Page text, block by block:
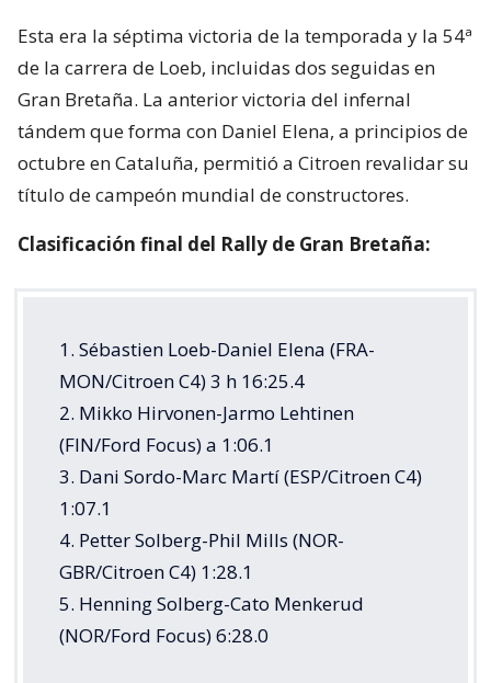
Esta era la séptima victoria de la temporada y la 54ª
de la carrera de Loeb, incluidas dos seguidas en
Gran Bretaña. La anterior victoria del infernal
tándem que forma con Daniel Elena, a principios de
octubre en Cataluña, permitió a Citroen revalidar su
título de campeón mundial de constructores.
Clasificación final del Rally de Gran Bretaña:
1. Sébastien Loeb-Daniel Elena (FRA-
MON/Citroen C4) 3 h 16:25.4
2. Mikko Hirvonen-Jarmo Lehtinen
(FIN/Ford Focus) a 1:06.1
3. Dani Sordo-Marc Martí (ESP/Citroen C4)
1:07.1
4. Petter Solberg-Phil Mills (NOR-
GBR/Citroen C4) 1:28.1
5. Henning Solberg-Cato Menkerud
(NOR/Ford Focus) 6:28.0